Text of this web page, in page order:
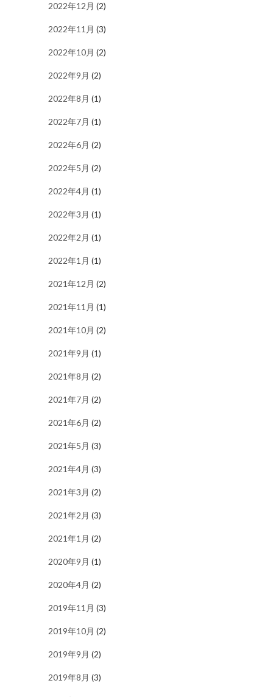
2022年12月 (2)
2022年11月 (3)
2022年10月 (2)
2022年9月 (2)
2022年8月 (1)
2022年7月 (1)
2022年6月 (2)
2022年5月 (2)
2022年4月 (1)
2022年3月 (1)
2022年2月 (1)
2022年1月 (1)
2021年12月 (2)
2021年11月 (1)
2021年10月 (2)
2021年9月 (1)
2021年8月 (2)
2021年7月 (2)
2021年6月 (2)
2021年5月 (3)
2021年4月 (3)
2021年3月 (2)
2021年2月 (3)
2021年1月 (2)
2020年9月 (1)
2020年4月 (2)
2019年11月 (3)
2019年10月 (2)
2019年9月 (2)
2019年8月 (3)